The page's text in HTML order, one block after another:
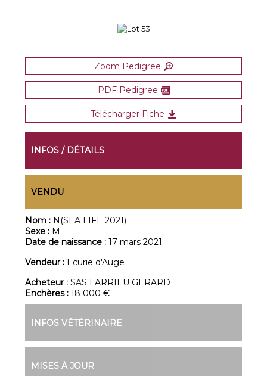
Zoom Pedigree
PDF Pedigree
Télécharger Fiche
INFOS / DÉTAILS
VENDU
Nom : N(SEA LIFE 2021)
Sexe : M.
Date de naissance :17 mars 2021
Vendeur : Ecurie d'Auge
Acheteur :SAS LARRIEU GERARD
Enchères :18 000 €
INFOS VÉTÉRINAIRE
MISES À JOUR